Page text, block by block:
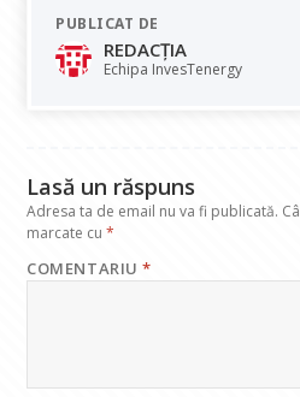
b
o
s
A dI
PUBLICAT DE
REDACȚIA
Echipa InvesTenergy
Lasă un răspuns
Adresa ta de email nu va fi publicată.
marcate cu*
COMENTARIU*